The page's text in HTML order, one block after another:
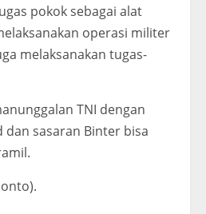
pokok sebagai alat
operasi militer
melaksanakan tugas-
TNI dengan
sasaran Binter bisa